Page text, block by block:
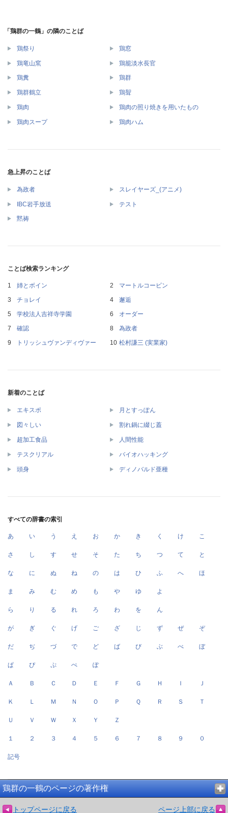
「鶏群の一鶴」の隣のことば
鶏祭り 鶏窓
鶏竜山窯 鶏籠淡水長官
鶏糞 鶏群
鶏群鶴立 鶏聟
鶏肉 鶏肉の照り焼きを用いたもの
鶏肉スープ 鶏肉ハム
急上昇のことば
為政者 スレイヤーズ_(アニメ)
IBC岩手放送 テスト
黙祷
ことば検索ランキング
姉とボイン
マートルコービン
チョレイ
邂逅
学校法人吉祥寺学園
オーダー
確認
為政者
トリッシュヴァンディヴァー
松村謙三 (実業家)
新着のことば
エキスポ 月とすっぽん
図々しい 割れ鍋に綴じ蓋
超加工食品 人間性能
テスクリアル バイオハッキング
頭身 ディノバルド亜種
すべての辞書の索引
あ い う え お か き く け こ
さ し す せ そ た ち つ て と
な に ぬ ね の は ひ ふ へ ほ
ま み む め も や ゆ よ
ら り る れ ろ わ を ん
が ぎ ぐ げ ご ざ じ ず ぜ ぞ
だ ぢ づ で ど ば び ぶ べ ぼ
ぱ ぴ ぷ ぺ ぽ
Ａ Ｂ Ｃ Ｄ Ｅ Ｆ Ｇ Ｈ Ｉ Ｊ
Ｋ Ｌ Ｍ Ｎ Ｏ Ｐ Ｑ Ｒ Ｓ Ｔ
Ｕ Ｖ Ｗ Ｘ Ｙ Ｚ
１ ２ ３ ４ ５ ６ ７ ８ ９ ０
記号
鶏群の一鶴のページの著作権
トップページに戻る ページ上部に戻る